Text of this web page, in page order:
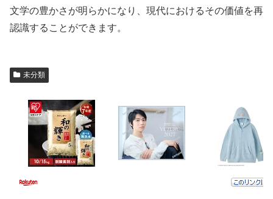
文学の豊かさが明らかになり、現代におけるその価値を再
認識することができます。
未分類